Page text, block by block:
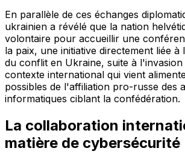
En parallèle de ces échanges
ukrainien a révélé que la nation
volontaire pour accueillir une
la paix, une initiative directement liée à
du conflit en Ukraine, suite à
contexte international qui vient
possibles de l'affiliation pro-russe des
informatiques ciblant la confédération.
La collaboration
matière de cybersécurité